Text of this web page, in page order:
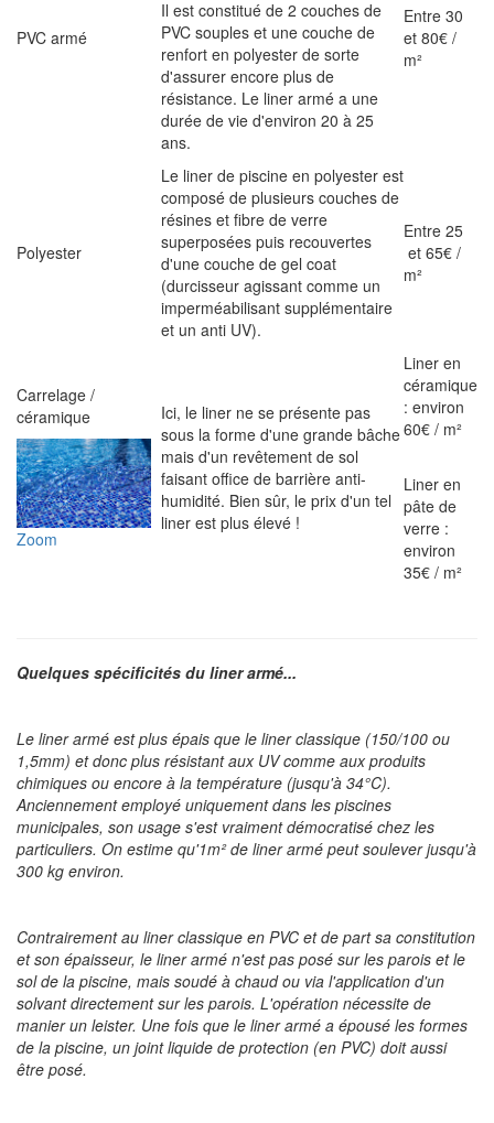
PVC armé
Il est constitué de 2 couches de
PVC souples et une couche de
renfort en polyester de sorte
d'assurer encore plus de
résistance. Le liner armé a une
durée de vie d'environ 20 à 25
ans.
Entre 30
et 80€ /
m²
Polyester
Le liner de piscine en polyester est
composé de plusieurs couches de
résines et fibre de verre
superposées puis recouvertes
d'une couche de gel coat
(durcisseur agissant comme un
imperméabilisant supplémentaire
et un anti UV).
Entre 25
et 65€ /
m²
Carrelage /
céramique
Zoom
Ici, le liner ne se présente pas
sous la forme d'une grande bâche
mais d'un revêtement de sol
faisant office de barrière anti-
humidité. Bien sûr, le prix d'un tel
liner est plus élevé !
Liner en
céramique
: environ
60€ / m²
Liner en
pâte de
verre :
environ
35€ / m²
Quelques spécificités du liner armé...
Le liner armé est plus épais que le liner classique (150/100 ou
1,5mm) et donc plus résistant aux UV comme aux produits
chimiques ou encore à la température (jusqu'à 34°C).
Anciennement employé uniquement dans les piscines
municipales, son usage s'est vraiment démocratisé chez les
particuliers. On estime qu'1m² de liner armé peut soulever jusqu'à
300 kg environ.
Contrairement au liner classique en PVC et de part sa constitution
et son épaisseur, le liner armé n'est pas posé sur les parois et le
sol de la piscine, mais soudé à chaud ou via l'application d'un
solvant directement sur les parois. L'opération nécessite de
manier un leister. Une fois que le liner armé a épousé les formes
de la piscine, un joint liquide de protection (en PVC) doit aussi
être posé.